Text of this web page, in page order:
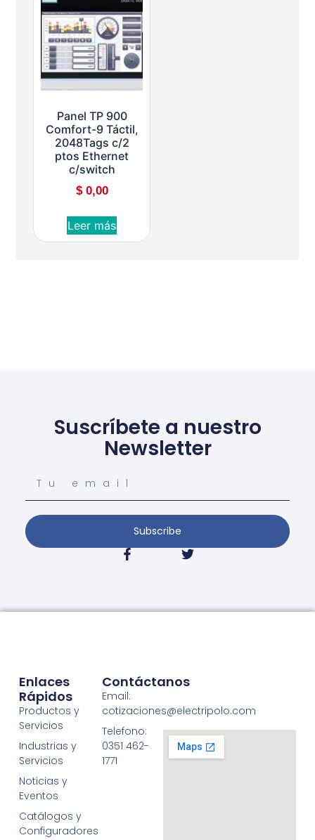
Panel TP 900
Comfort-9 Táctil,
2048Tags c/2
ptos Ethernet
c/switch
$0,00
Leer más
Suscríbete a nuestro
Newsletter
Subscribe
Enlaces
Rápidos
Productos y
Servicios
Industrias y
Servicios
Noticias y
Eventos
Catálogos y
Configuradores
Contáctanos
Email:
cotizaciones@electripolo.com
Telefono:
0351 462-
1771